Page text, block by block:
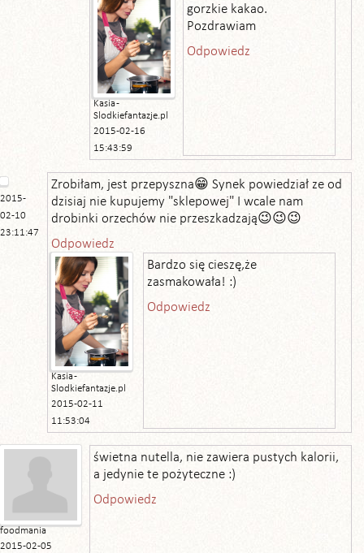
Kasia -
Slodkiefantazje.pl
2015-02-16
15:43:59
gorzkie kakao.
Pozdrawiam
Odpowiedz
2015-
02-10
23:11:47
Zrobiłam, jest przepyszna😁 Synek powiedział ze od
dzisiaj nie kupujemy "sklepowej" I wcale nam
drobinki orzechów nie przeszkadzają😉😉😉
Odpowiedz
Kasia -
Slodkiefantazje.pl
2015-02-11
11:53:04
Bardzo się cieszę,że
zasmakowała! :)
Odpowiedz
foodmania
2015-02-05
świetna nutella, nie zawiera pustych kalorii,
a jedynie te pożyteczne :)
Odpowiedz